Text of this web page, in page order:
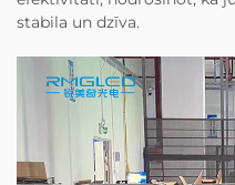
stabila un dzīva.